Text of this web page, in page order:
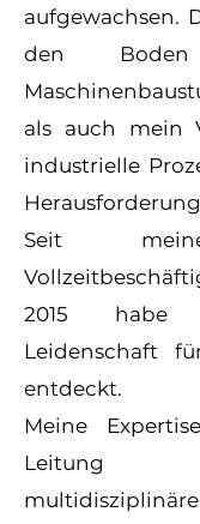
aufgewachsen.
den
als auch mein
industrielle
Seit
2015
Leidenschaft
entdeckt.
Meine
Leitung